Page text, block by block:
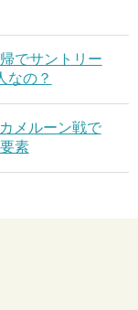
でサントリー
なの？
メルーン戦で
素